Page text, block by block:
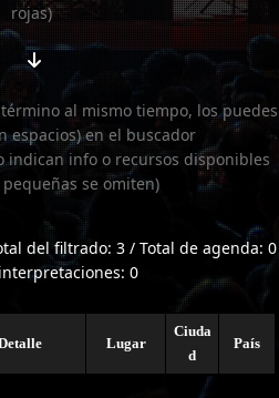
rojas)
al mismo tiempo, los puedes
espacios) en el buscador
indican info o recursos disponibles
se omiten)
del filtrado: 3 / Total de agenda: 0
0
Lugar
Ciuda
d
País